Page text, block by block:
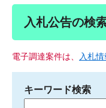
入札公告の検
電子調達案件は、 入札
キーワード検索